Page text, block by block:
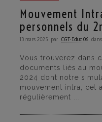
Mouvement
personnels du
13 mars 2025 par CGT·Educ 06 dans
Vous trouverez dans
documents liés au
2024 dont notre
mouvement intra, cet
régulièrement ...